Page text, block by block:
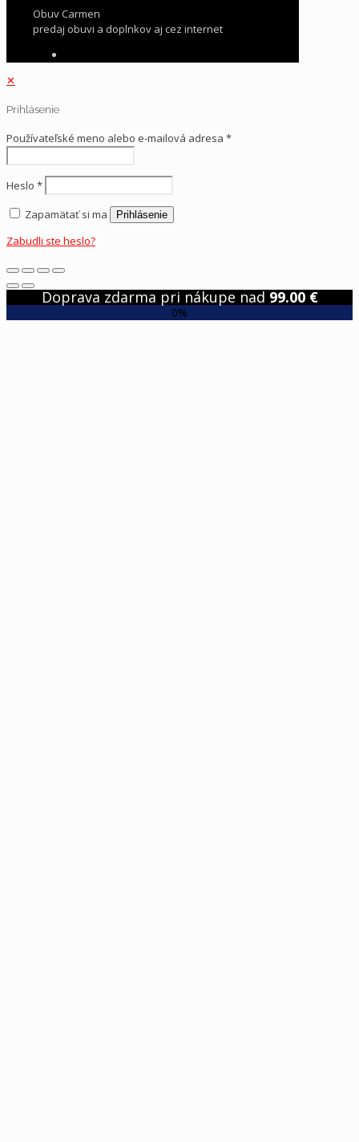
Obuv Carmen
predaj obuvi a doplnkov aj cez internet
✕
Prihlásenie
Používateľské meno alebo e-mailová adresa *
Heslo *
Zapamätať si ma
Prihlásenie
Zabudli ste heslo?
Doprava zdarma pri nákupe nad 99.00 €
0%